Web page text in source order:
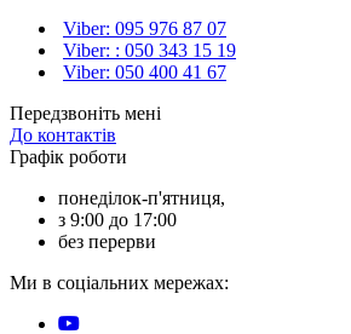
Viber: 095 976 87 07
Viber: : 050 343 15 19‬
Viber: 050 400 41 67
Передзвоніть мені
До контактів
Графік роботи
понеділок-п'ятниця,
з 9:00 до 17:00
без перерви
Ми в соціальних мережах: